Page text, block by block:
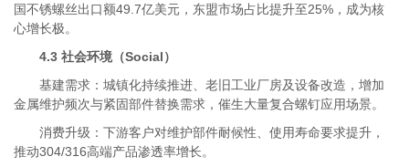
国不锈螺丝出口额49.7亿美元，东盟市场占比提升至25%，成为核
心增长极。
4.3 社会环境（Social）
基建需求：城镇化持续推进、老旧工业厂房及设备改造，增加
金属维护频次与紧固部件替换需求，催生大量复合螺钉应用场景。
消费升级：下游客户对维护部件耐候性、使用寿命要求提升，
推动304/316高端产品渗透率增长。